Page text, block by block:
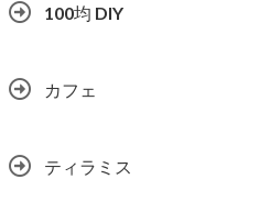
100均 DIY
カフェ
ティラミス